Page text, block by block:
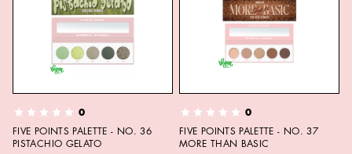
0
FIVE POINTS PALETTE - NO. 36
PISTACHIO GELATO
0
FIVE POINTS PALETTE - NO. 37
MORE THAN BASIC